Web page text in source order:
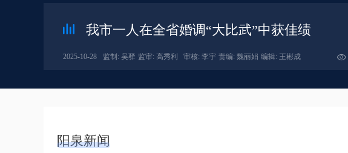
我市一人在全省婚调“大比武”中获佳绩
2025-10-28 监制: 吴驿 监审: 高秀利 审核: 李宇 责编: 魏丽娟 编辑: 王彬成
阳泉新闻